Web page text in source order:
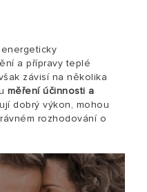
a přípravy teplé
závisí na několika
měření účinnosti a
dobrý výkon, mohou
rozhodování o